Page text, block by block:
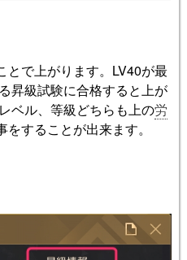
とで上がります。LV40が最
昇級試験に合格すると上が
ベル、等級どちらも上の労
することが出来ます。